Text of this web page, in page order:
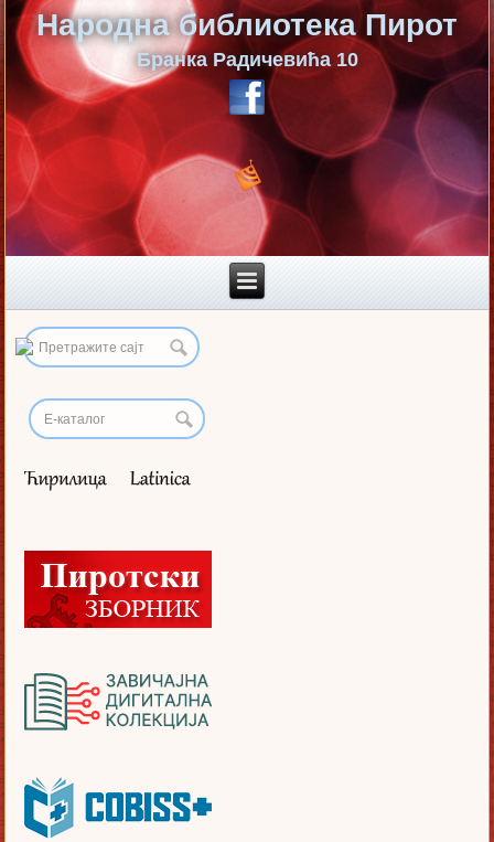
Народна библиотека Пирот
Бранка Радичевића 10